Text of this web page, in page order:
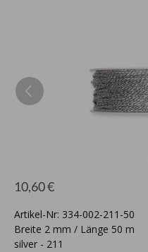
10,60 €
Artikel-Nr: 334-002-211-50
Breite 2 mm / Länge 50 m
silver - 211